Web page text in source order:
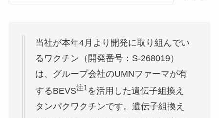
当社が本年4月より開発に取り組んでい
るワクチン（開発番号：S-268019）
は、グループ会社のUMNファーマが有
するBEVS注1を活用した遺伝子組換え
タンパクワクチンです。遺伝子組換え